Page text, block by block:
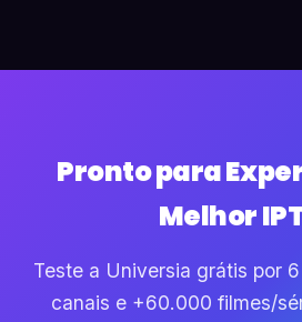
Pronto para
Melhor
Teste a Universia grátis por
canais e +60.000 filmes/